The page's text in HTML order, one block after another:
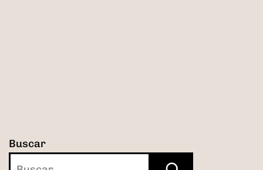
Buscar